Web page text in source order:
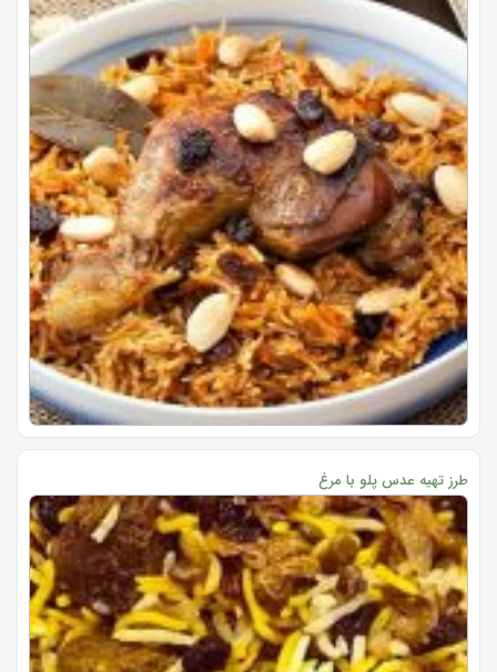
طرز تهیه عدس پلو با مرغ